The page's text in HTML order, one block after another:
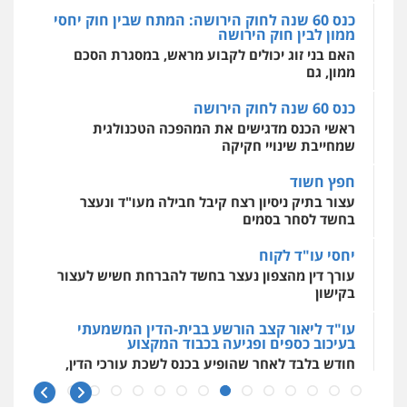
מאיה בלום, עו"ס, טיפול ושיקום
טיפול בהתמכרויות שירותים מקצועיים
לעורכי דין
עו"ד ד"ר אבי שקד
עבירות כלכליות
0544385337
איתי חקירות – שירותים לעורכי דין
חקירות פרטיות
אישות
איתורים
ניר קידר – צלם
צילום עורכי דין שירותים מקצועיים לעורכי
0504578527
כנס 60 שנה לחוק הירושה
ראשי הכנס מדגישים את המהפכה הטכנולגית
שמחייבת שינויי חקיקה
עצור בתיק ניסיון רצח קיבל חבילה מעו"ד ונעצר
בחשד לסחר בסמים
עורך דין מהצפון נעצר בחשד להברחת חשיש לעצור
בקישון
בעיכוב כספים ופגיעה בכבוד המקצוע
חודש בלבד לאחר שהופיע בכנס לשכת עורכי הדין,
קצב הורשע
10 מיליון
עורך-דין חשוד בהעלמת הכנסות והתחמקות ממס
רכישה
קטינים בסביבה מנוכרת